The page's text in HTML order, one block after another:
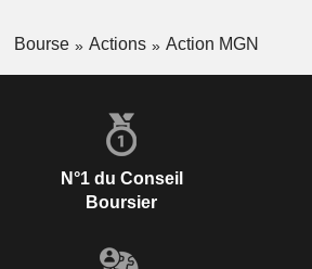
Bourse Actions Action MGN
N°1 du Conseil
Boursier